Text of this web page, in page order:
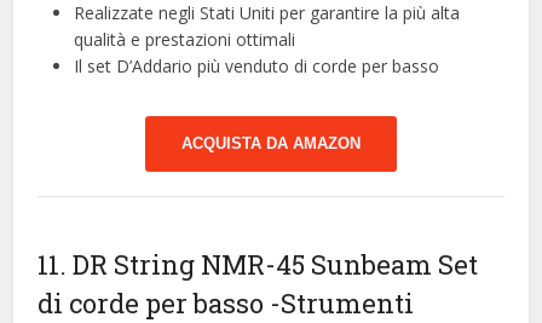
Realizzate negli Stati Uniti per garantire la più alta
qualità e prestazioni ottimali
Il set D’Addario più venduto di corde per basso
ACQUISTA DA AMAZON
11. DR String NMR-45 Sunbeam Set
di corde per basso -Strumenti